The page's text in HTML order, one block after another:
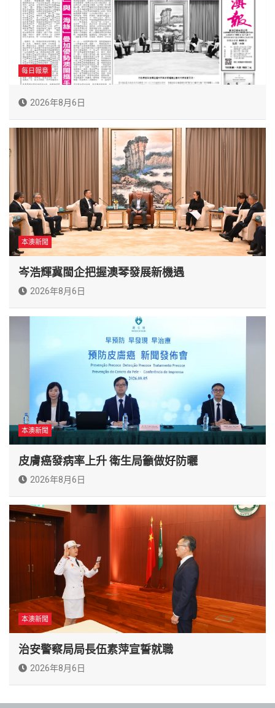
每日報章
2026年8月6日
本澳新聞
岑浩輝冀閩企把握澳琴發展新機遇
2026年8月6日
本澳新聞
皮膚癌發病率上升 衛生局籲做好防曬
2026年8月6日
本澳新聞
治安警察局局長伍素萍宣誓就職
2026年8月6日